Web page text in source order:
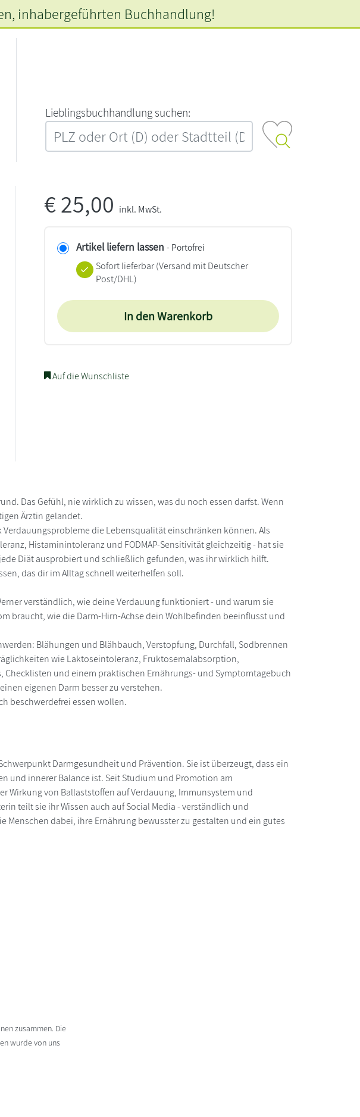
L‍i‍e‍b‍l‍i‍n‍g‍s‍b‍u‍c‍h‍h‍a‍n‍d‍l‍u‍n‍g‍ ‍s‍u‍c‍h‍e‍n‍:‍
, inhabergeführten Buchhandlung!
€25,00 inkl. MwSt.
Artikel liefern lassen - Portofrei
Sofort lieferbar(Versand mit Deutscher
Post/DHL)
In den Warenkorb
Auf die Wunschliste
Das Gefühl, nie wirklich zu wissen, was du noch essen darfst. Wenn
Ärztin gelandet.
Verdauungsprobleme die Lebensqualität einschränken können. Als
Histaminintoleranz und FODMAP-Sensitivität gleichzeitig - hat sie
Diät ausprobiert und schließlich gefunden, was ihr wirklich hilft.
das dir im Alltag schnell weiterhelfen soll.
verständlich, wie deine Verdauung funktioniert - und warum sie
braucht, wie die Darm-Hirn-Achse dein Wohlbefinden beeinflusst und
Blähungen und Blähbauch, Verstopfung, Durchfall, Sodbrennen
wie Laktoseintoleranz, Fruktosemalabsorption,
und einem praktischen Ernährungs- und Symptomtagebuch
eigenen Darm besser zu verstehen.
beschwerdefrei essen wollen.
Darmgesundheit und Prävention. Sie ist überzeugt, dass ein
und innerer Balance ist. Seit Studium und Promotion am
Wirkung von Ballaststoffen auf Verdauung, Immunsystem und
teilt sie ihr Wissen auch auf Social Media - verständlich und
dabei, ihre Ernährung bewusster zu gestalten und ein gutes
zusammen. Die
wurde von uns